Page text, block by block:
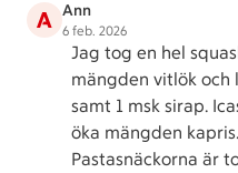
A Ann
6 feb. 2026
Jag tog en hel
mängden vitlök och
samt 1 msk sirap.
öka mängden
Pastasnäckorna är